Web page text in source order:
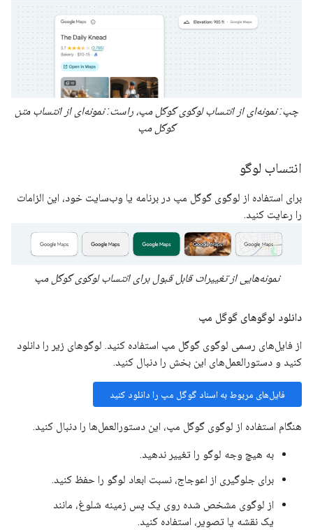
چپ: نمونه‌ای از انتساب لوگوی گوگل مپ، راست: نمونه‌ای از انتساب متن
گوگل مپ
انتساب لوگو
برای استفاده از لوگوی گوگل مپ در برنامه یا وب‌سایت خود، این الزامات
را رعایت کنید.
نمونه‌هایی از تغییرات قابل قبول برای انتساب لوگوی گوگل مپ
دانلود لوگوهای گوگل مپ
از فایل‌های رسمی لوگوی گوگل مپ استفاده کنید. لوگوهای زیر را دانلود
کنید و دستورالعمل‌های این بخش را دنبال کنید.
فایل‌های مربوط به اسناد گوگل مپ را دانلود کنید
هنگام استفاده از لوگوی گوگل مپ، این دستورالعمل‌ها را دنبال کنید.
به هیچ وجه لوگو را تغییر ندهید.
برای جلوگیری از اعوجاج، نسبت ابعاد لوگو را حفظ کنید.
از لوگوی مشخص شده روی یک پس زمینه شلوغ، مانند
یک نقشه یا تصویر، استفاده کنید.